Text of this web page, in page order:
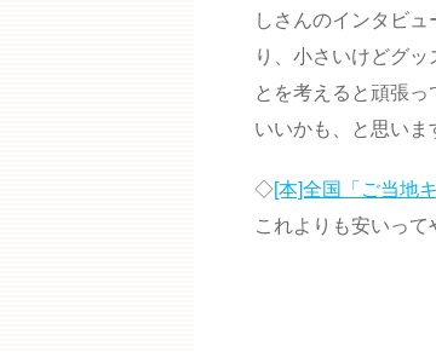
しさんのインタビ
り、小さいけどグ
とを考えると頑張
いいかも、と思いま
◇[本]全国「ご当地
これよりも安いって